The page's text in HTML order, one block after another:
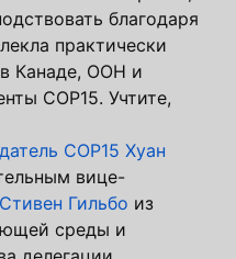
благодаря
практически
Канаде, ООН и
COP15. Учтите,
COP15 Хуан
вице-
Стивен Гильбо из
среды и